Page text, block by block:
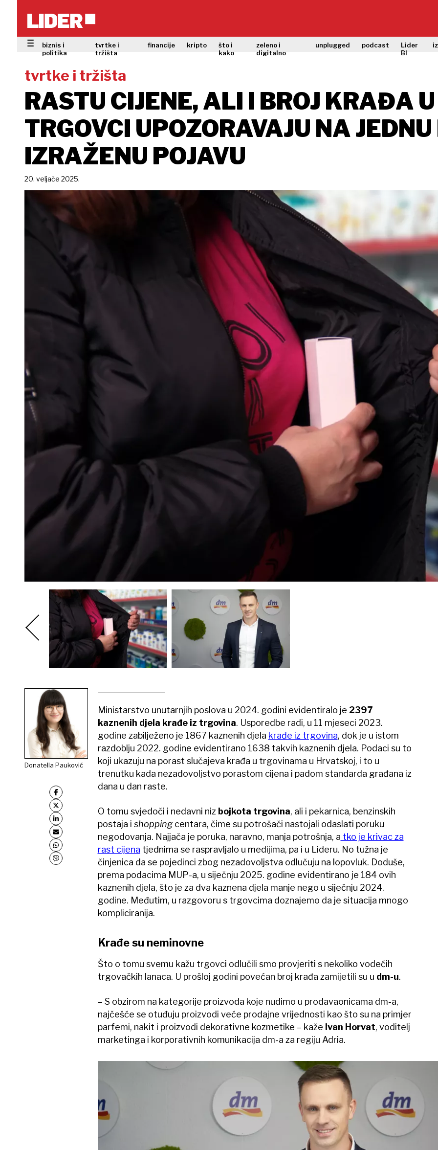
biznis i
politika
tvrtke i
tržišta
financije kripto
što i
kako
zeleno i
digitalno
unplugged podcast
Lider
BI
tvrtke i tržišta
RASTU CIJENE, ALI I BROJ KRAĐA
TRGOVCI UPOZORAVAJU NA
IZRAŽENU POJAVU
20. veljače 2025.
Donatella Pauković
Ministarstvo unutarnjih poslova u 2024. godini evidentiralo je 2397
kaznenih djela krađe iz trgovina. Usporedbe radi, u 11 mjeseci 2023.
godine zabilježeno je 1867 kaznenih djela krađe iz trgovina, dok je u istom
razdoblju 2022. godine evidentirano 1638 takvih kaznenih djela. Podaci su to
koji ukazuju na porast slučajeva krađa u trgovinama u Hrvatskoj, i to u
trenutku kada nezadovoljstvo porastom cijena i padom standarda građana iz
dana u dan raste.
O tomu svjedoči i nedavni niz bojkota trgovina, ali i pekarnica, benzinskih
postaja i shoppingcentara, čime su potrošači nastojali odaslati poruku
negodovanja. Najjača je poruka, naravno, manja potrošnja, a tko je krivac za
rast cijena tjednima se raspravljalo u medijima, pa i u Lideru. No tužna je
činjenica da se pojedinci zbog nezadovoljstva odlučuju na lopovluk. Doduše,
prema podacima MUP-a, u siječnju 2025. godine evidentirano je 184 ovih
kaznenih djela, što je za dva kaznena djela manje nego u siječnju 2024.
godine. Međutim, u razgovoru s trgovcima doznajemo da je situacija mnogo
kompliciranija.
Krađe su neminovne
Što o tomu svemu kažu trgovci odlučili smo provjeriti s nekoliko vodećih
trgovačkih lanaca. U prošloj godini povećan broj krađa zamijetili su u dm-u.
– S obzirom na kategorije proizvoda koje nudimo u prodavaonicama dm-a,
najčešće se otuđuju proizvodi veće prodajne vrijednosti kao što su na primjer
parfemi, nakit i proizvodi dekorativne kozmetike – kaže Ivan Horvat, voditelj
marketinga i korporativnih komunikacija dm-a za regiju Adria.